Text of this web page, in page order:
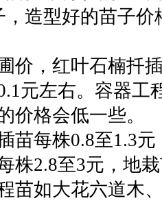
造型好的苗子
，红叶石楠扦插
元左右。容器工
价格会低一些。
每株0.8至1.3元
株2.8至3元，地
如大花六道木、